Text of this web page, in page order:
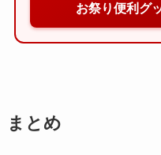
お祭り便利グ
まとめ